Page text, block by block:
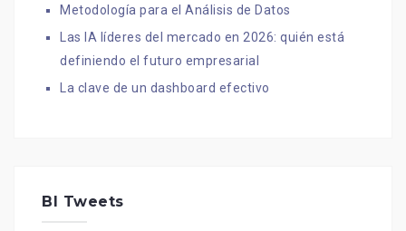
Metodología para el Análisis de Datos
Las IA líderes del mercado en 2026: quién está
definiendo el futuro empresarial
La clave de un dashboard efectivo
BI Tweets